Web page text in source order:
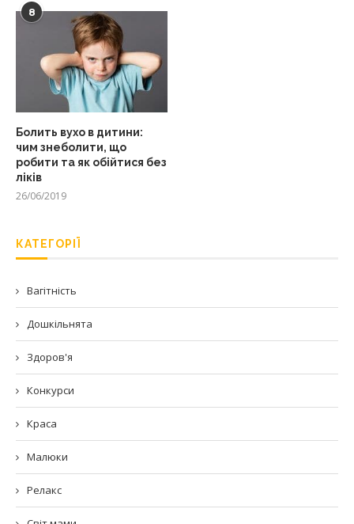
8
Болить вухо в дитини:
чим знеболити, що
робити та як обійтися без
ліків
26/06/2019
КАТЕГОРІЇ
Вагітність
Дошкільнята
Здоров'я
Конкурси
Краса
Малюки
Релакс